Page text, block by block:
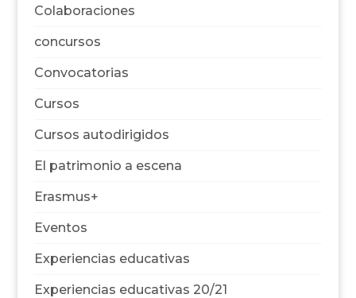
Colaboraciones
concursos
Convocatorias
Cursos
Cursos autodirigidos
El patrimonio a escena
Erasmus+
Eventos
Experiencias educativas
Experiencias educativas 20/21